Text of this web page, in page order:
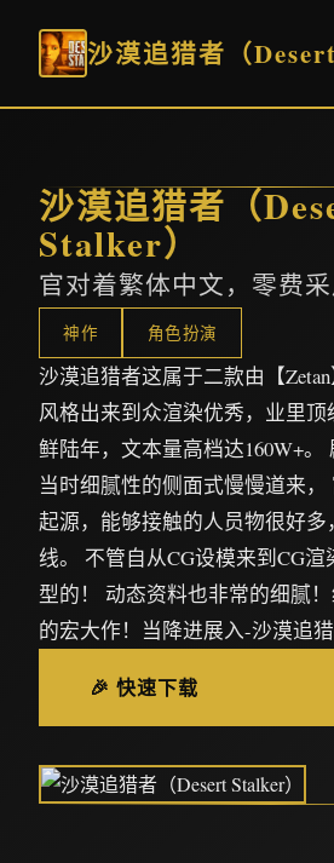
沙漠追猎者（
沙漠追猎者（
Stalker）
官对着繁体中文，零费
神作 角色扮演
沙漠追猎者这属于二款由【
风格出来到众渲染优秀，业里
鲜陆年，文本量高档达160W+。
当时细腻性的侧面式慢慢道来
起源，能够接触的人员物很好
线。 不管自从CG设模来到CG
型的！ 动态资料也非常的细腻
的宏大作！当降进展入-沙漠追
🎉 快速下载